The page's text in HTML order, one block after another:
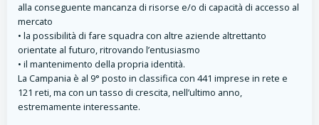
alla conseguente mancanza di risorse e/o di capacità di accesso al
mercato
• la possibilità di fare squadra con altre aziende altrettanto
orientate al futuro, ritrovando l’entusiasmo
• il mantenimento della propria identità.
La Campania è al 9° posto in classifica con 441 imprese in rete e
121 reti, ma con un tasso di crescita, nell’ultimo anno,
estremamente interessante.